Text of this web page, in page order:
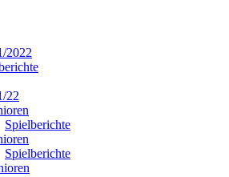
2022
22
Spielberichte
Spielberichte